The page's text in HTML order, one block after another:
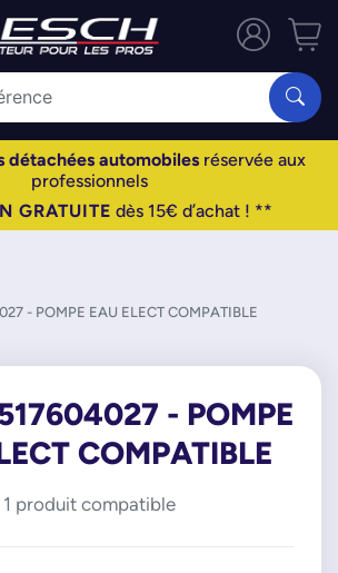
détachées automobiles réservée aux
professionnels
GRATUITE dès 15€ d’achat ! **
- POMPE EAU ELECT COMPATIBLE
- POMPE
COMPATIBLE
1 produit compatible